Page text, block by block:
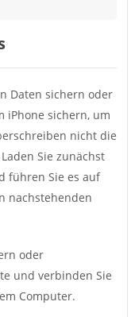
Daten sichern oder
iPhone sichern, um
nicht die
Sie zunächst
führen Sie es auf
nachstehenden
oder
und verbinden Sie
Computer.